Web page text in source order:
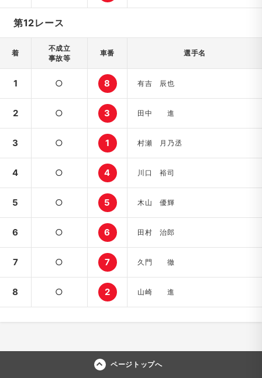
第12レース
着
不成立
事故等
車番 選手名
1 ○ 8 有吉 辰也
2 ○ 3 田中 進
3 ○ 1 村瀬 月乃丞
4 ○ 4 川口 裕司
5 ○ 5 木山 優輝
6 ○ 6 田村 治郎
7 ○ 7 久門 徹
8 ○ 2 山崎 進
ページトップへ